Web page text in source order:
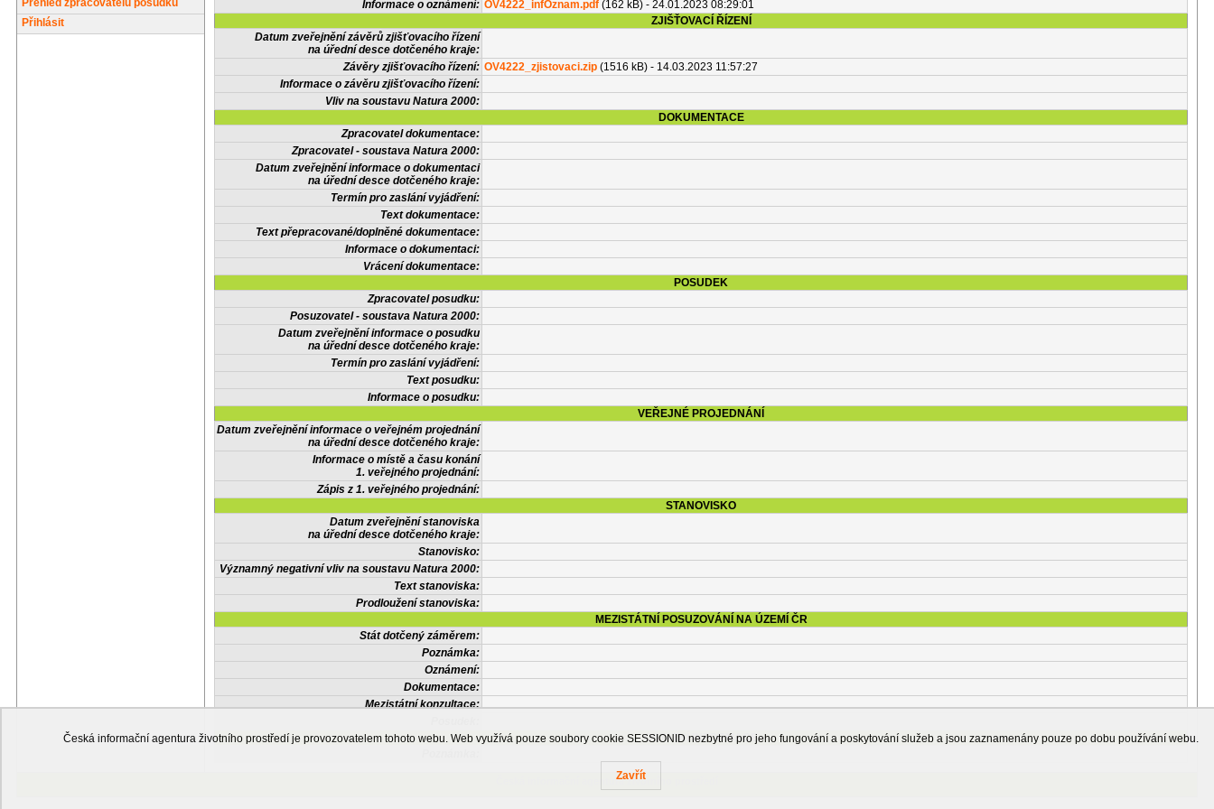
Přehled zpracovatelů posudků
Přihlásit
Informace o oznámení: OV4222_infOznam.pdf (162 kB) - 24.01.2023 08:29:01
ZJIŠŤOVACÍ ŘÍZENÍ
Datum zveřejnění závěrů zjišťovacího řízení
na úřední desce dotčeného kraje:
Závěry zjišťovacího řízení: OV4222_zjistovaci.zip (1516 kB) - 14.03.2023 11:57:27
Informace o závěru zjišťovacího řízení:
Vliv na soustavu Natura 2000:
DOKUMENTACE
Zpracovatel dokumentace:
Zpracovatel - soustava Natura 2000:
Datum zveřejnění informace o dokumentaci
na úřední desce dotčeného kraje:
Termín pro zaslání vyjádření:
Text dokumentace:
Text přepracované/doplněné dokumentace:
Informace o dokumentaci:
Vrácení dokumentace:
POSUDEK
Zpracovatel posudku:
Posuzovatel - soustava Natura 2000:
Datum zveřejnění informace o posudku
na úřední desce dotčeného kraje:
Termín pro zaslání vyjádření:
Text posudku:
Informace o posudku:
VEŘEJNÉ PROJEDNÁNÍ
Datum zveřejnění informace o veřejném projednání
na úřední desce dotčeného kraje:
Informace o místě a času konání
1. veřejného projednání:
Zápis z 1. veřejného projednání:
STANOVISKO
Datum zveřejnění stanoviska
na úřední desce dotčeného kraje:
Stanovisko:
Významný negativní vliv na soustavu Natura 2000:
Text stanoviska:
Prodloužení stanoviska:
MEZISTÁTNÍ POSUZOVÁNÍ NA ÚZEMÍ ČR
Stát dotčený záměrem:
Poznámka:
Oznámení:
Dokumentace:
Mezistátní konzultace:
OSTATNÍ INFORMACE
Česká informační agentura životního prostředí
Česká informační agentura životního prostředí je provozovatelem tohoto webu. Web využívá pouze soubory cookie SESSIONID nezbytné pro jeho fungování a poskytování služeb a jsou zaznamenány pouze po dobu používání webu.
Zavřít